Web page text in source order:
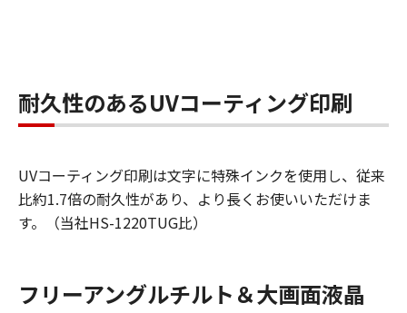
耐久性のあるUVコーティング印刷
UVコーティング印刷は文字に特殊インクを使用し、従来
比約1.7倍の耐久性があり、より長くお使いいただけま
す。（当社HS-1220TUG比）
フリーアングルチルト＆大画面液晶